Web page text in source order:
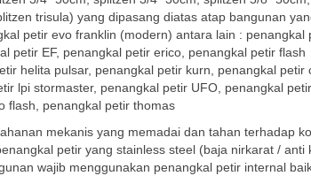
trisula) yang dipasang diatas atap bangunan
petir evo franklin (modern) antara lain : penangkal
petir EF, penangkal petir erico, penangkal petir flash
helita pulsar, penangkal petir kurn, penangkal petir
lpi stormaster, penangkal petir UFO, penangkal petir
flash, penangkal petir thomas
mekanis yang memadai dan tahan terhadap
petir yang stainless steel (baja nirkarat / anti
wajib menggunakan penangkal petir internal